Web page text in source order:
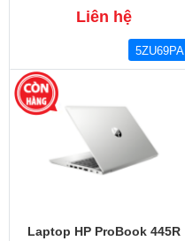
Liên hệ
5ZU69PA
Laptop HP ProBook 445R